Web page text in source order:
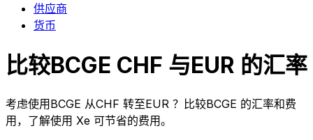
供应商
货币
比较BCGE CHF 与EUR 的汇率
考虑使用BCGE 从CHF 转至EUR ？比较BCGE 的汇率和费
用，了解使用 Xe 可节省的费用。